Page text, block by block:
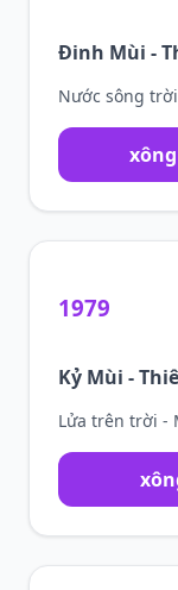
Đinh Mùi -
Nước sông
1979
Kỷ Mùi -
Lửa trên trời -